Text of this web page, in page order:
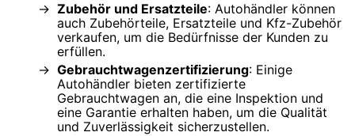
Zubehör und Ersatzteile: Autohändler können
auch Zubehörteile, Ersatzteile und Kfz-Zubehör
verkaufen, um die Bedürfnisse der Kunden zu
erfüllen.
Gebrauchtwagenzertifizierung: Einige
Autohändler bieten zertifizierte
Gebrauchtwagen an, die eine Inspektion und
eine Garantie erhalten haben, um die Qualität
und Zuverlässigkeit sicherzustellen.